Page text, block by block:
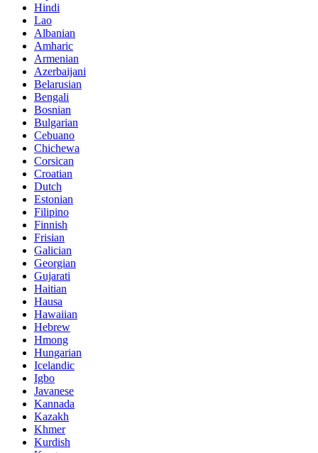
Hindi
Lao
Albanian
Amharic
Armenian
Azerbaijani
Belarusian
Bengali
Bosnian
Bulgarian
Cebuano
Chichewa
Corsican
Croatian
Dutch
Estonian
Filipino
Finnish
Frisian
Galician
Georgian
Gujarati
Haitian
Hausa
Hawaiian
Hebrew
Hmong
Hungarian
Icelandic
Igbo
Javanese
Kannada
Kazakh
Khmer
Kurdish